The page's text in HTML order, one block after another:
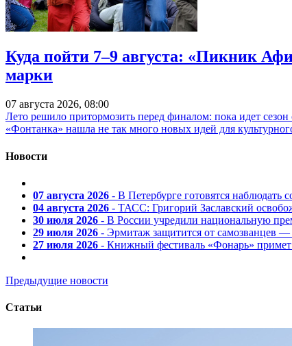
Куда пойти 7–9 августа: «Пикник
марки
07 августа 2026, 08:00
Лето решило притормозить перед финалом: пока идет
«Фонтанка» нашла не так много новых идей для
Новости
07 августа 2026 - В Петербурге готовятся наблюдать
04 августа 2026 - ТАСС: Григорий Заславский
30 июля 2026 - В России учредили национальную
29 июля 2026 - Эрмитаж защитится от самозванцев
27 июля 2026 - Книжный фестиваль «Фонарь» примет
Предыдущие новости
Статьи